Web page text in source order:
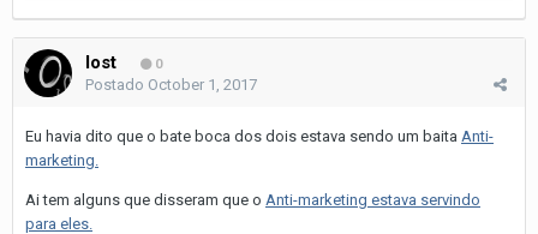
lost 0
Postado October 1, 2017
Eu havia dito que o bate boca dos dois estava sendo um baita Anti-
marketing.
Ai tem alguns que disseram que o Anti-marketing estava servindo
para eles.